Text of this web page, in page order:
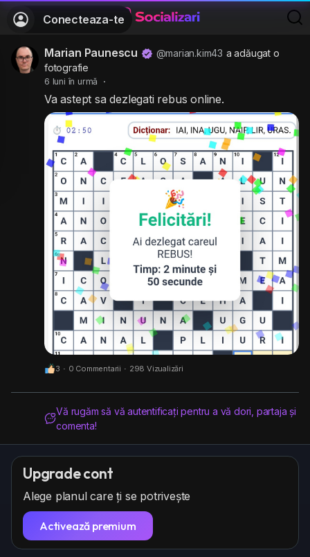
Conecteaza-te
Marian Paunescu @marian.kim43 a adăugat o
fotografie
6 luni în urmă ·
Va astept sa dezlegati rebus online.
3 · 0 Commentarii · 298 Vizualizări
Vă rugăm să vă autentificați pentru a vă dori, partaja și
comenta!
Upgrade cont
Alege planul care ți se potrivește
Activează premium